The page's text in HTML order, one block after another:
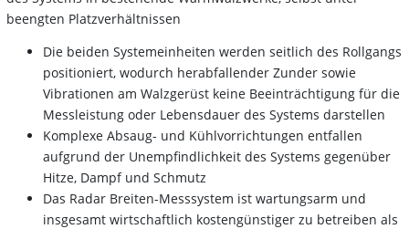
beengten Platzverhältnissen
Die beiden Systemeinheiten werden seitlich des Rollgangs
positioniert, wodurch herabfallender Zunder sowie
Vibrationen am Walzgerüst keine Beeinträchtigung für die
Messleistung oder Lebensdauer des Systems darstellen
Komplexe Absaug- und Kühlvorrichtungen entfallen
aufgrund der Unempfindlichkeit des Systems gegenüber
Hitze, Dampf und Schmutz
Das Radar Breiten-Messsystem ist wartungsarm und
insgesamt wirtschaftlich kostengünstiger zu betreiben als